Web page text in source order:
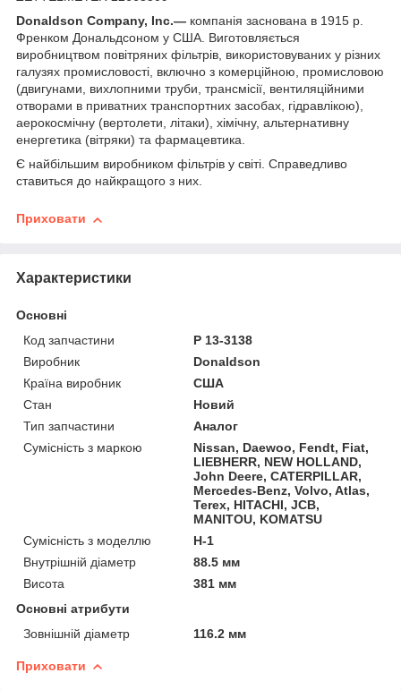
Donaldson Company, Inc.— компанія заснована в 1915 р.
Френком Дональдсоном у США. Виготовляється
виробництвом повітряних фільтрів, використовуваних у різних
галузях промисловості, включно з комерційною, промисловою
(двигунами, вихлопними труби, трансмісії, вентиляційними
отворами в приватних транспортних засобах, гідравлікою),
аерокосмічну (вертолети, літаки), хімічну, альтернативну
енергетика (вітряки) та фармацевтика.
Є найбільшим виробником фільтрів у світі. Справедливо
ставиться до найкращого з них.
Приховати
Характеристики
Основні
Код запчастини
P 13-3138
Виробник
Donaldson
Країна виробник
США
Стан
Новий
Тип запчастини
Аналог
Сумісність з маркою
Nissan, Daewoo, Fendt, Fiat,
LIEBHERR, NEW HOLLAND,
John Deere, CATERPILLAR,
Mercedes-Benz, Volvo, Atlas,
Terex, HITACHI, JCB,
MANITOU, KOMATSU
Сумісність з моделлю
H-1
Внутрішній діаметр
88.5 мм
Висота
381 мм
Основні атрибути
Зовнішній діаметр
116.2 мм
Приховати